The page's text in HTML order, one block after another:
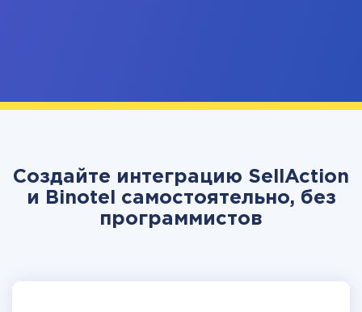
Создайте интеграцию SellAction
и Binotel самостоятельно, без
программистов